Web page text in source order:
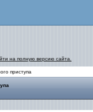
на полную версию сайта.
приступа